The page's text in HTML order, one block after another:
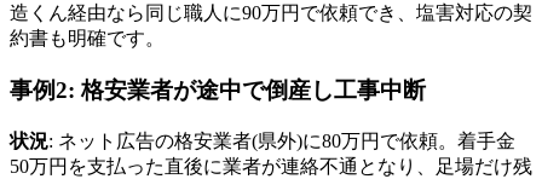
造くん経由なら同じ職人に90万円で依頼でき、塩害対応の契
約書も明確です。
事例2: 格安業者が途中で倒産し工事中断
状況: ネット広告の格安業者(県外)に80万円で依頼。着手金
50万円を支払った直後に業者が連絡不通となり、足場だけ残